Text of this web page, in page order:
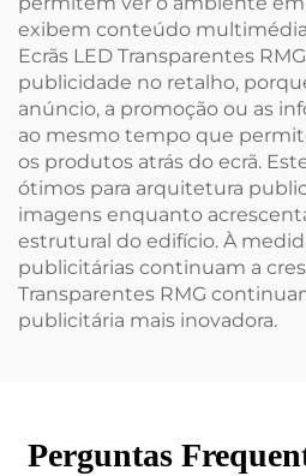
exibem conteúdo
Ecrãs LED Transparentes
publicidade no retalho,
anúncio, a promoção ou as
ao mesmo tempo que
os produtos atrás do ecrã.
ótimos para arquitetura
imagens enquanto
estrutural do edifício. À
publicitárias continuam a
Transparentes RMG
publicitária mais inovadora.
Perguntas